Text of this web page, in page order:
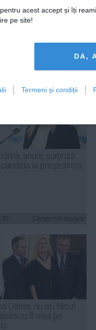
acest accept și îți
pe site!
DA,
Termeni și condiții
PRIMUL
pentru Elena Udrea!
Citeşte mai departe
anunţ surpriză:
la preşedinţia
Udrea, nu ați făcut
îl vrea pe